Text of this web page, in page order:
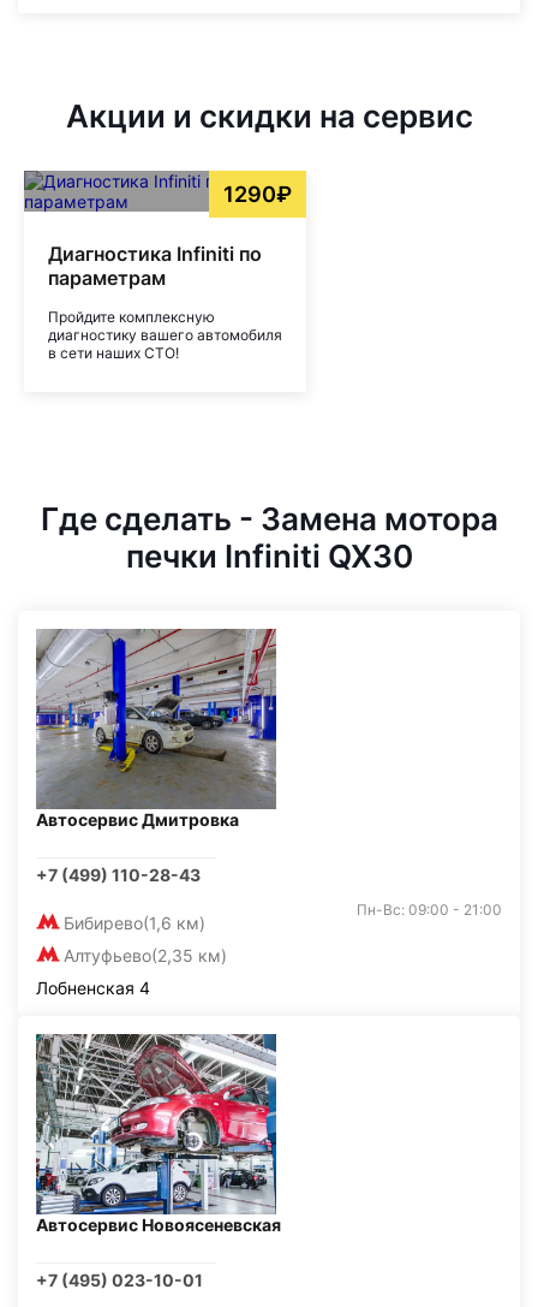
Акции и скидки на сервис
1290₽
Диагностика Infiniti по
параметрам
Пройдите комплексную
диагностику вашего автомобиля
в сети наших СТО!
Где сделать - Замена мотора
печки Infiniti QX30
Автосервис Дмитровка
+7 (499) 110-28-43
Бибирево(1,6 км)
Алтуфьево(2,35 км)
Пн-Вс: 09:00 - 21:00
Лобненская 4
Автосервис Новоясеневская
+7 (495) 023-10-01